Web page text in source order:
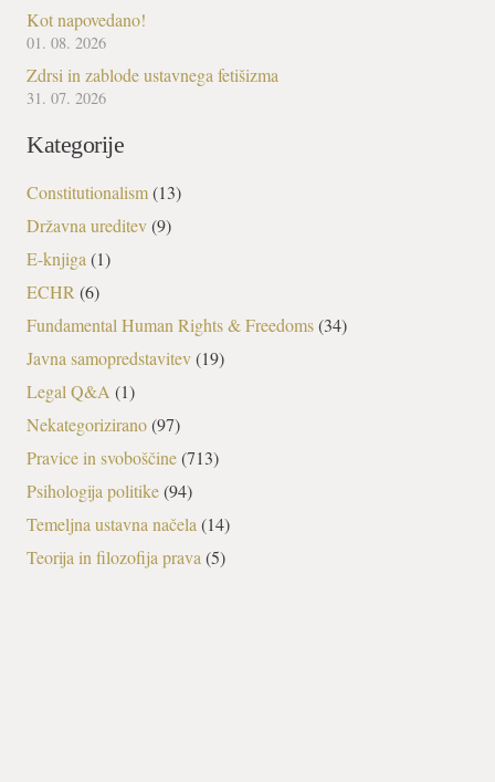
Kot napovedano!
01. 08. 2026
Zdrsi in zablode ustavnega fetišizma
31. 07. 2026
Kategorije
Constitutionalism(13)
Državna ureditev(9)
E-knjiga (1)
ECHR (6)
Fundamental Human Rights & Freedoms(34)
Javna samopredstavitev(19)
Legal Q&A (1)
Nekategorizirano(97)
Pravice in svoboščine(713)
Psihologija politike(94)
Temeljna ustavna načela (14)
Teorija in filozofija prava (5)